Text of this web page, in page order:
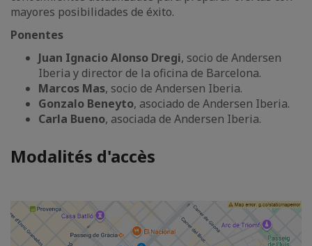
mayores posibilidades de éxito.
Ponentes
Juan Ignacio Alonso Dregi, socio de Andersen
Iberia y director de la oficina de Barcelona.
Marcos Mas, socio de Andersen Iberia.
Gonzalo Beneyto, asociado de Andersen Iberia.
Carla Bueno, asociada de Andersen Iberia.
Modalités d'accès